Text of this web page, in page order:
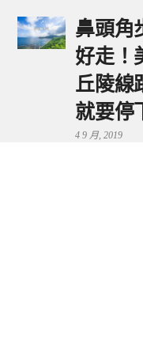
鼻頭角
好走！
丘陵線
就要停
4 9 月, 2019